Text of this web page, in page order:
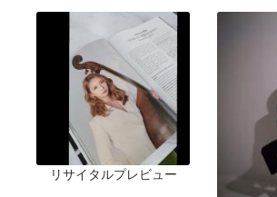
リサイタルプレビュー